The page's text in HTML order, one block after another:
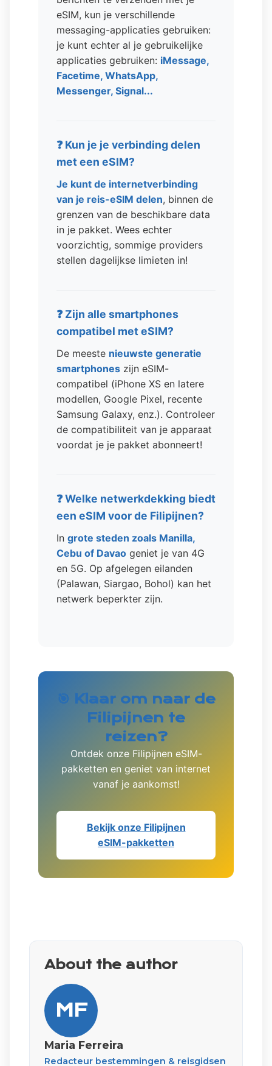
eSIM, kun je verschillende
messaging-applicaties gebruiken:
je kunt echter al je gebruikelijke
applicaties gebruiken: iMessage,
Facetime, WhatsApp,
Messenger, Signal...
❓ Kun je je verbinding delen
met een eSIM?
Je kunt de internetverbinding
van je reis-eSIM delen, binnen de
grenzen van de beschikbare data
in je pakket. Wees echter
voorzichtig, sommige providers
stellen dagelijkse limieten in!
❓ Zijn alle smartphones
compatibel met eSIM?
De meeste nieuwste generatie
smartphones zijn eSIM-
compatibel (iPhone XS en latere
modellen, Google Pixel, recente
Samsung Galaxy, enz.). Controleer
de compatibiliteit van je apparaat
voordat je je pakket abonneert!
❓ Welke netwerkdekking biedt
een eSIM voor de Filipijnen?
In grote steden zoals Manilla,
Cebu of Davao geniet je van 4G
en 5G. Op afgelegen eilanden
(Palawan, Siargao, Bohol) kan het
netwerk beperkter zijn.
🎯 Klaar om naar de
Filipijnen te
reizen?
Ontdek onze Filipijnen eSIM-
pakketten en geniet van internet
vanaf je aankomst!
Bekijk onze Filipijnen
eSIM-pakketten
About the author
MF
Maria Ferreira
Redacteur bestemmingen & reisgidsen